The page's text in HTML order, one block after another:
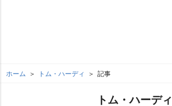
ホーム トム・ハーディ 記事
トム・ハーディ